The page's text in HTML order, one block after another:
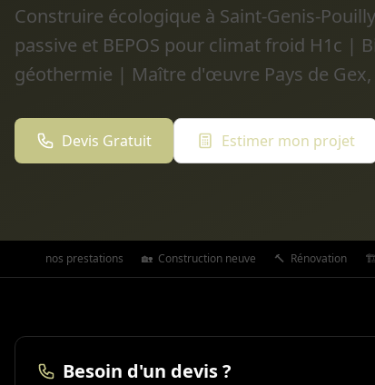
Construire écologique à Saint-Genis-
passive et BEPOS pour climat froid H1c |
géothermie | Maître d'œuvre Pays de Gex,
Devis Gratuit Estimer mon projet
Toutes nos prestations 🏡 Construction neuve 🔨 Rénovation
Besoin d'un devis ?